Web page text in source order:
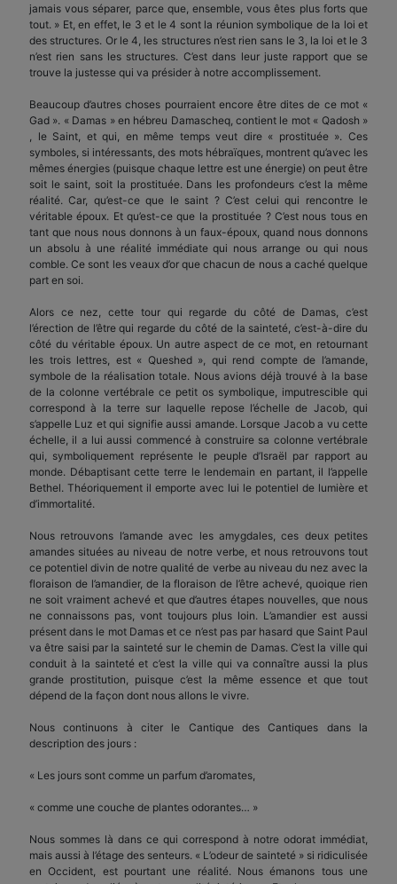
jamais vous séparer, parce que, ensemble, vous êtes plus forts que
tout. » Et, en effet, le 3 et le 4 sont la réunion symbolique de la loi et
des structures. Or le 4, les structures n’est rien sans le 3, la loi et le 3
n’est rien sans les structures. C’est dans leur juste rapport que se
trouve la justesse qui va présider à notre accomplissement.
Beaucoup d’autres choses pourraient encore être dites de ce mot «
Gad ». « Damas » en hébreu Damascheq, contient le mot « Qadosh »
, le Saint, et qui, en même temps veut dire « prostituée ». Ces
symboles, si intéressants, des mots hébraïques, montrent qu’avec les
mêmes énergies (puisque chaque lettre est une énergie) on peut être
soit le saint, soit la prostituée. Dans les profondeurs c’est la même
réalité. Car, qu’est-ce que le saint ? C’est celui qui rencontre le
véritable époux. Et qu’est-ce que la prostituée ? C’est nous tous en
tant que nous nous donnons à un faux-époux, quand nous donnons
un absolu à une réalité immédiate qui nous arrange ou qui nous
comble. Ce sont les veaux d’or que chacun de nous a caché quelque
part en soi.
Alors ce nez, cette tour qui regarde du côté de Damas, c’est
l’érection de l’être qui regarde du côté de la sainteté, c’est-à-dire du
côté du véritable époux. Un autre aspect de ce mot, en retournant
les trois lettres, est « Queshed », qui rend compte de l’amande,
symbole de la réalisation totale. Nous avions déjà trouvé à la base
de la colonne vertébrale ce petit os symbolique, imputrescible qui
correspond à la terre sur laquelle repose l’échelle de Jacob, qui
s’appelle Luz et qui signifie aussi amande. Lorsque Jacob a vu cette
échelle, il a lui aussi commencé à construire sa colonne vertébrale
qui, symboliquement représente le peuple d’Israël par rapport au
monde. Débaptisant cette terre le lendemain en partant, il l’appelle
Bethel. Théoriquement il emporte avec lui le potentiel de lumière et
d’immortalité.
Nous retrouvons l’amande avec les amygdales, ces deux petites
amandes situées au niveau de notre verbe, et nous retrouvons tout
ce potentiel divin de notre qualité de verbe au niveau du nez avec la
floraison de l’amandier, de la floraison de l’être achevé, quoique rien
ne soit vraiment achevé et que d’autres étapes nouvelles, que nous
ne connaissons pas, vont toujours plus loin. L’amandier est aussi
présent dans le mot Damas et ce n’est pas par hasard que Saint Paul
va être saisi par la sainteté sur le chemin de Damas. C’est la ville qui
conduit à la sainteté et c’est la ville qui va connaître aussi la plus
grande prostitution, puisque c’est la même essence et que tout
dépend de la façon dont nous allons le vivre.
Nous continuons à citer le Cantique des Cantiques dans la
description des jours :
« Les jours sont comme un parfum d’aromates,
« comme une couche de plantes odorantes… »
Nous sommes là dans ce qui correspond à notre odorat immédiat,
mais aussi à l’étage des senteurs. « L’odeur de sainteté » si ridiculisée
en Occident, est pourtant une réalité. Nous émanons tous une